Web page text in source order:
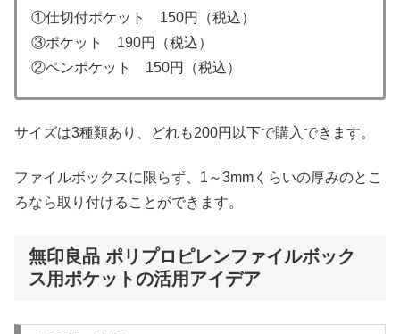
①仕切付ポケット 150円（税込）
③ポケット 190円（税込）
②ペンポケット 150円（税込）
サイズは3種類あり、どれも200円以下で購入できます。
ファイルボックスに限らず、1～3mmくらいの厚みのとこ
ろなら取り付けることができます。
無印良品 ポリプロピレンファイルボック
ス用ポケットの活用アイデア